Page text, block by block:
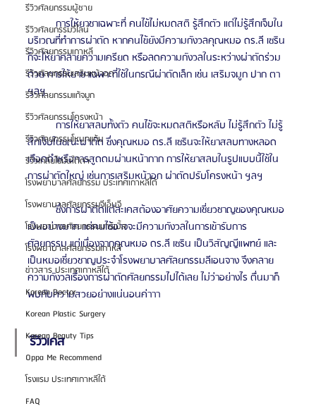
รีวิวศัลยกรรมผู้ชาย
รีวิวศัลยกรรมวีไลน์
รีวิวศัลยกรรมเกาหลี
รีวิวศัลยกรรมเสริมหน้าอก
รีวิวศัลยกรรมแก้จมูก
รีวิวศัลยกรรมโครงหน้า
รีวิวศัลยกรรมโหนกแก้ม
รีวิวเกลี่ยไขมันใต้ตา
โรงพยาบาลศัลยกรรม ประเทศเกาหลีใต้
โรงพยาบาลศัลยกรรมจีเอ็นจี
โรงพยาบาลศัลยกรรมมาร์เบิ้ล
โรงพยาบาลศัลยกรรมเกาหลี
ข่าวสาร ประเทศเกาหลีใต้
Korean Doctor
Korean Plastic Surgery
Korean Beauty Tips
Oppa Me Recommend
โรงแรม ประเทศเกาหลีใต้
FAQ
          การให้ยาชาเฉพาะที่ คนไข้ไม่หมดสติ รู้สึกตัว แต่ไม่รู้สึกเจ็บใน
บริเวณที่ทำการผ่าตัด หากคนไข้ยังมีความกังวลคุณหมอ ดร.ลี เซริน
ก็จะให้ยาคลายความเครียด หรือลดความกังวลในระหว่างผ่าตัดร่วม
ด้วย การให้ยาชาเฉพาะที่ใช้ในกรณีผ่าตัดเล็ก เช่น เสริมจมูก ปาก ตา
ฯลฯ
          การให้ยาสลบทั้งตัว คนไข้จะหมดสติหรือหลับ ไม่รู้สึกตัว ไม่รู้
สึกเจ็บในขณะผ่าตัด ซึ่งคุณหมอ ดร.ลี เซรินจะให้ยาสลบทางหลอด
เลือดดำหรือการสูดดมผ่านหน้ากาก การให้ยาสลบในรูปแบบนี้ใช้ใน
การผ่าตัดใหญ่ เช่นการเสริมหน้าอก ผ่าตัดปรับโครงหน้า ฯลฯ
          ซึ่งการผ่าตัดแต่ละเคสต้องอาศัยความเชี่ยวชาญของคุณหมอ
เป็นอย่างมาก แต่คนไข้อาจจะมีความกังวลในการเข้ารับการ
ศัลยกรรม แต่เนื่องจากคุณหมอ ดร.ลี เซริน เป็นวิสัญญีแพทย์ และ
เป็นหมอเชี่ยวชาญประจำโรงพยาบาลศัลยกรรมลีเอนจาง จึงคลาย
ความกังวลเรื่องการผ่าตัดศัลยกรรมไปได้เลย ไม่ว่าอย่างไร ตื่นมาก็
พบกับความสวยอย่างแน่นอนค่าาา
รีวิวเคส